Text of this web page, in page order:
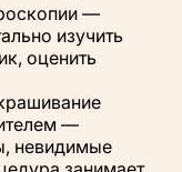
—
изучить
оценить
—
невидимые